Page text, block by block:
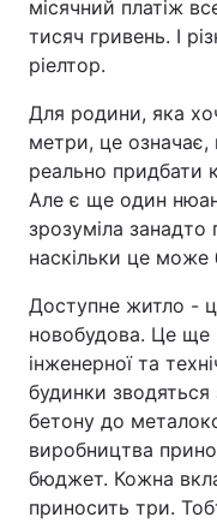
місячний платіж
тисяч гривень. І
ріелтор.
Для родини, яка
метри, це означає,
реально придбати
Але є ще один
зрозуміла занадто
наскільки це може
Доступне житло -
новобудова. Це ще
інженерної та
будинки зводяться
бетону до
виробництва
бюджет. Кожна
приносить три.